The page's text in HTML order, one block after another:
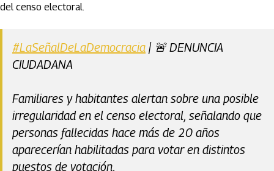
del censo electoral.
#LaSeñalDeLaDemocracia | 🚨 DENUNCIA
CIUDADANA
Familiares y habitantes alertan sobre una posible
irregularidad en el censo electoral, señalando que
personas fallecidas hace más de 20 años
aparecerían habilitadas para votar en distintos
puestos de votación.